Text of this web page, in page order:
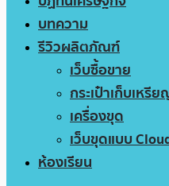
บทความ
รีวิวผลิตภัณฑ์
เว็บซื้อขาย
กระเป๋าเก็บเหรี
เครื่องขุด
เว็บขุดแบบ
ห้องเรียน